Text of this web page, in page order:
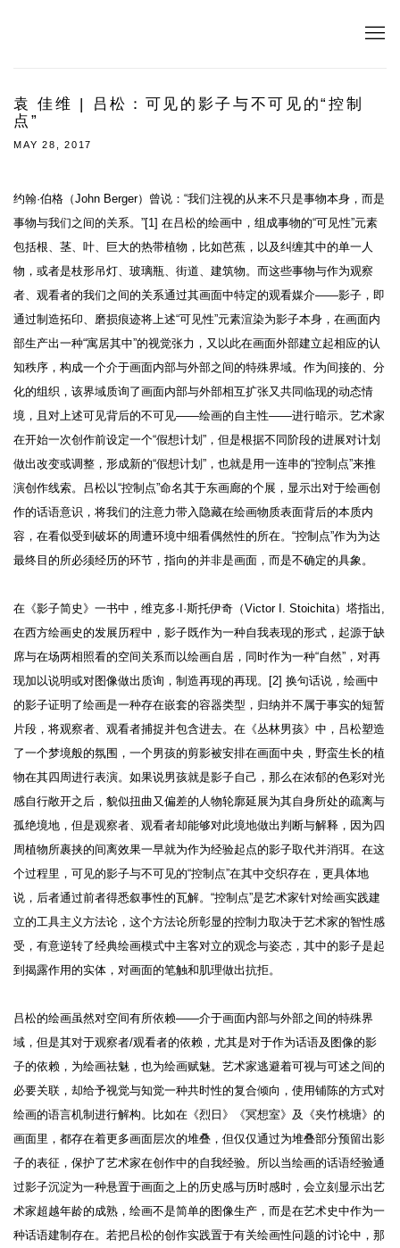
袁 佳维 | 吕松：可见的影子与不可见的“控制
点”
MAY 28, 2017
约翰·伯格（John Berger）曾说：“我们注视的从来不只是事物本身，而是
事物与我们之间的关系。”[1] 在吕松的绘画中，组成事物的“可见性”元素
包括根、茎、叶、巨大的热带植物，比如芭蕉，以及纠缠其中的单一人
物，或者是枝形吊灯、玻璃瓶、街道、建筑物。而这些事物与作为观察
者、观看者的我们之间的关系通过其画面中特定的观看媒介——影子，即
通过制造拓印、磨损痕迹将上述“可见性”元素渲染为影子本身，在画面内
部生产出一种“寓居其中”的视觉张力，又以此在画面外部建立起相应的认
知秩序，构成一个介于画面内部与外部之间的特殊界域。作为间接的、分
化的组织，该界域质询了画面内部与外部相互扩张又共同临现的动态情
境，且对上述可见背后的不可见——绘画的自主性——进行暗示。艺术家
在开始一次创作前设定一个“假想计划”，但是根据不同阶段的进展对计划
做出改变或调整，形成新的“假想计划”，也就是用一连串的“控制点”来推
演创作线索。吕松以“控制点”命名其于东画廊的个展，显示出对于绘画创
作的话语意识，将我们的注意力带入隐藏在绘画物质表面背后的本质内
容，在看似受到破坏的周遭环境中细看偶然性的所在。“控制点”作为为达
最终目的所必须经历的环节，指向的并非是画面，而是不确定的具象。
在《影子简史》一书中，维克多·I·斯托伊奇（Victor I. Stoichita）塔指出,
在西方绘画史的发展历程中，影子既作为一种自我表现的形式，起源于缺
席与在场两相照看的空间关系而以绘画自居，同时作为一种“自然”，对再
现加以说明或对图像做出质询，制造再现的再现。[2] 换句话说，绘画中
的影子证明了绘画是一种存在嵌套的容器类型，归纳并不属于事实的短暂
片段，将观察者、观看者捕捉并包含进去。在《丛林男孩》中，吕松塑造
了一个梦境般的氛围，一个男孩的剪影被安排在画面中央，野蛮生长的植
物在其四周进行表演。如果说男孩就是影子自己，那么在浓郁的色彩对光
感自行敞开之后，貌似扭曲又偏差的人物轮廓延展为其自身所处的疏离与
孤绝境地，但是观察者、观看者却能够对此境地做出判断与解释，因为四
周植物所裹挟的间离效果一早就为作为经验起点的影子取代并消弭。在这
个过程里，可见的影子与不可见的“控制点”在其中交织存在，更具体地
说，后者通过前者得悉叙事性的瓦解。“控制点”是艺术家针对绘画实践建
立的工具主义方法论，这个方法论所彰显的控制力取决于艺术家的智性感
受，有意逆转了经典绘画模式中主客对立的观念与姿态，其中的影子是起
到揭露作用的实体，对画面的笔触和肌理做出抗拒。
吕松的绘画虽然对空间有所依赖——介于画面内部与外部之间的特殊界
域，但是其对于观察者/观看者的依赖，尤其是对于作为话语及图像的影
子的依赖，为绘画祛魅，也为绘画赋魅。艺术家逃避着可视与可述之间的
必要关联，却给予视觉与知觉一种共时性的复合倾向，使用铺陈的方式对
绘画的语言机制进行解构。比如在《烈日》《冥想室》及《夹竹桃塘》的
画面里，都存在着更多画面层次的堆叠，但仅仅通过为堆叠部分预留出影
子的表征，保护了艺术家在创作中的自我经验。所以当绘画的话语经验通
过影子沉淀为一种悬置于画面之上的历史感与历时感时，会立刻显示出艺
术家超越年龄的成熟，绘画不是简单的图像生产，而是在艺术史中作为一
种话语建制存在。若把吕松的创作实践置于有关绘画性问题的讨论中，那